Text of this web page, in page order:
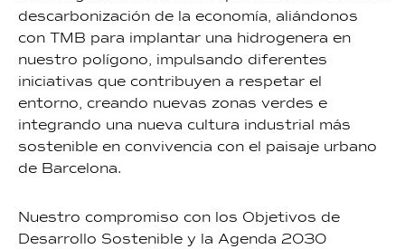
descarbonización de la economía, aliándonos
con TMB para implantar una hidrogenera en
nuestro polígono, impulsando diferentes
iniciativas que contribuyen a respetar el
entorno, creando nuevas zonas verdes e
integrando una nueva cultura industrial más
sostenible en convivencia con el paisaje urbano
de Barcelona.
Nuestro compromiso con los Objetivos de
Desarrollo Sostenible y la Agenda 2030